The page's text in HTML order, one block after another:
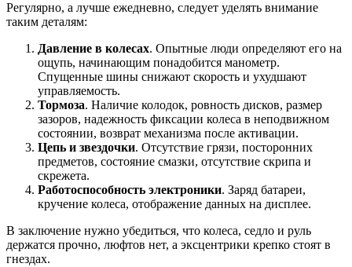
Регулярно, а лучше ежедневно, следует уделять внимание
таким деталям:
Давление в колесах. Опытные люди определяют его на
ощупь, начинающим понадобится манометр.
Спущенные шины снижают скорость и ухудшают
управляемость.
Тормоза. Наличие колодок, ровность дисков, размер
зазоров, надежность фиксации колеса в неподвижном
состоянии, возврат механизма после активации.
Цепь и звездочки. Отсутствие грязи, посторонних
предметов, состояние смазки, отсутствие скрипа и
скрежета.
Работоспособность электроники. Заряд батареи,
кручение колеса, отображение данных на дисплее.
В заключение нужно убедиться, что колеса, седло и руль
держатся прочно, люфтов нет, а эксцентрики крепко стоят в
гнездах.